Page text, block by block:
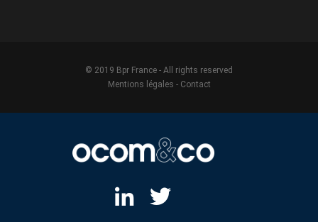
© 2019 Bpr France - All rights reserved
Mentions légales - Contact